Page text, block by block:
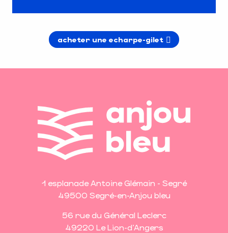
acheter une echarpe-gilet
1 esplanade Antoine Glémain - Segré
49500 Segré-en-Anjou bleu
56 rue du Général Leclerc
49220 Le Lion-d'Angers